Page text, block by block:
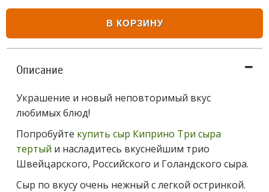
В КОРЗИНУ
Описание
Украшение и новый неповторимый вкус
любимых блюд!
Попробуйте купить сыр Киприно Три сыра
тертый и насладитесь вкуснейшим трио
Швейцарского, Российского и Голандского сыра.
Сыр по вкусу очень нежный с легкой остринкой.